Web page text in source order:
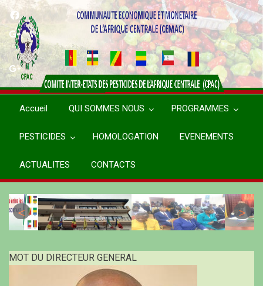
Aller
contenu
principal
Accueil QUI SOMMES NOUS PROGRAMMES
PESTICIDES HOMOLOGATION EVENEMENTS
ACTUALITES CONTACTS
MOT DU DIRECTEUR GENERAL